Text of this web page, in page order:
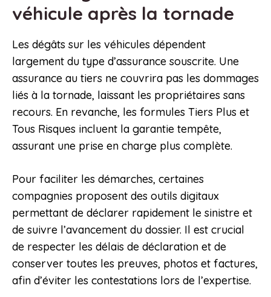
véhicule après la tornade
Les dégâts sur les véhicules dépendent
largement du type d’assurance souscrite. Une
assurance au tiers ne couvrira pas les dommages
liés à la tornade, laissant les propriétaires sans
recours. En revanche, les formules Tiers Plus et
Tous Risques incluent la garantie tempête,
assurant une prise en charge plus complète.
Pour faciliter les démarches, certaines
compagnies proposent des outils digitaux
permettant de déclarer rapidement le sinistre et
de suivre l’avancement du dossier. Il est crucial
de respecter les délais de déclaration et de
conserver toutes les preuves, photos et factures,
afin d’éviter les contestations lors de l’expertise.